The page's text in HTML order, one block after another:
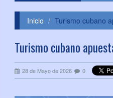
Inicio Turismo cubano
Turismo cubano
28 de Mayo de 2026 0